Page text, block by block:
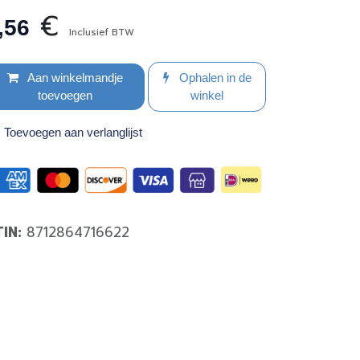
€ Inclusief BTW
Aan winkelmandje
toevoegen
Ophalen in de
winkel
Toevoegen aan verlanglijst
8712864716622